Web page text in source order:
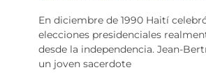
En diciembre de 1990 Haití
elecciones presidenciales
desde la independencia. Jean-
un joven sacerdote